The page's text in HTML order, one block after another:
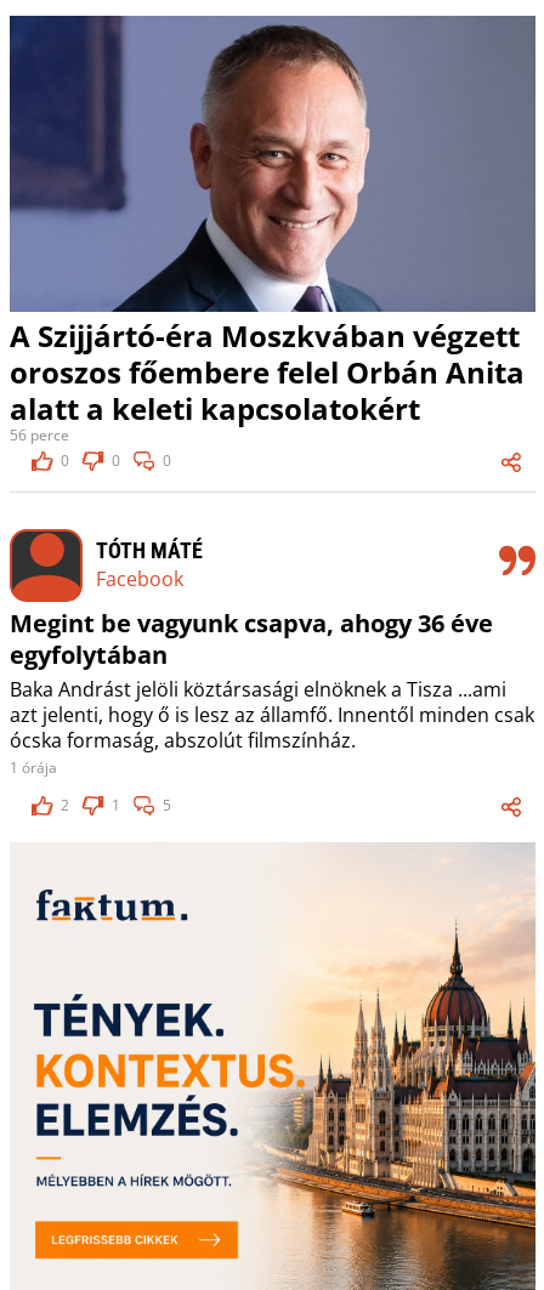
A Szijjártó-éra Moszkvában végzett
oroszos főembere felel Orbán Anita
alatt a keleti kapcsolatokért
56 perce
0
0 0
TÓTH MÁTÉ
Facebook
Megint be vagyunk csapva, ahogy 36 éve
egyfolytában
Baka Andrást jelöli köztársasági elnöknek a Tisza ...ami
azt jelenti, hogy ő is lesz az államfő. Innentől minden csak
ócska formaság, abszolút filmszínház.
1 órája
2
1 5